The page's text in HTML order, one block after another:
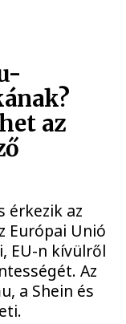
az
érkezik az
Európai Unió
EU-n kívülről
Az
a Shein és